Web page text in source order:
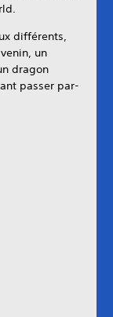
différents,
un
dragon
passer par-